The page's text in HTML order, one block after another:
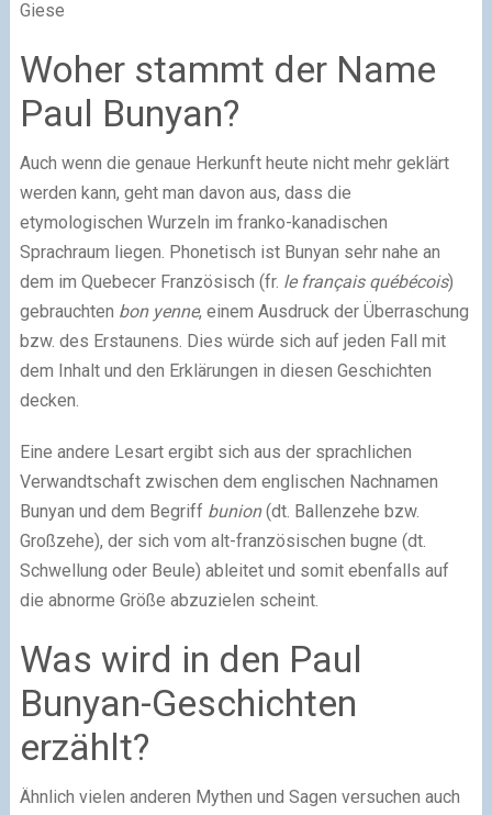
Giese
Woher stammt der Name
Paul Bunyan?
Auch wenn die genaue Herkunft heute nicht mehr geklärt
werden kann, geht man davon aus, dass die
etymologischen Wurzeln im franko-kanadischen
Sprachraum liegen. Phonetisch ist Bunyan sehr nahe an
dem im Quebecer Französisch (fr. le français québécois)
gebrauchten bon yenne, einem Ausdruck der Überraschung
bzw. des Erstaunens. Dies würde sich auf jeden Fall mit
dem Inhalt und den Erklärungen in diesen Geschichten
decken.
Eine andere Lesart ergibt sich aus der sprachlichen
Verwandtschaft zwischen dem englischen Nachnamen
Bunyan und dem Begriff bunion(dt. Ballenzehe bzw.
Großzehe), der sich vom alt-französischen bugne (dt.
Schwellung oder Beule) ableitet und somit ebenfalls auf
die abnorme Größe abzuzielen scheint.
Was wird in den Paul
Bunyan-Geschichten
erzählt?
Ähnlich vielen anderen Mythen und Sagen versuchen auch